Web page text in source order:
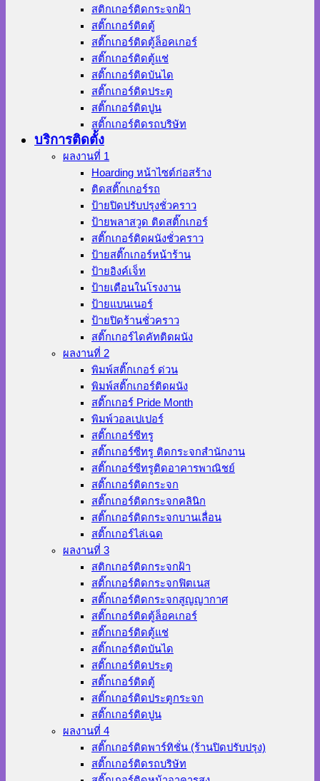
สติกเกอร์ติดกระจกฝ้า
สติ๊กเกอร์ติดตู้
สติ๊กเกอร์ติดตู้ล็อคเกอร์
สติ๊กเกอร์ติดตู้แช่
สติ๊กเกอร์ติดบันได
สติ๊กเกอร์ติดประตู
สติ๊กเกอร์ติดปูน
สติ๊กเกอร์ติดรถบริษัท
บริการติดตั้ง
ผลงานที่ 1
Hoarding หน้าไซต์ก่อสร้าง
ติดสติ๊กเกอร์รถ
ป้ายปิดปรับปรุงชั่วคราว
ป้ายพลาสวูด ติดสติ๊กเกอร์
สติ๊กเกอร์ติดผนังชั่วคราว
ป้ายสติ๊กเกอร์หน้าร้าน
ป้ายอิงค์เจ็ท
ป้ายเตือนในโรงงาน
ป้ายแบนเนอร์
ป้ายปิดร้านชั่วคราว
สติ๊กเกอร์ไดคัทติดผนัง
ผลงานที่ 2
พิมพ์สติ๊กเกอร์ ด่วน
พิมพ์สติ๊กเกอร์ติดผนัง
สติ๊กเกอร์ Pride Month
พิมพ์วอลเปเปอร์
สติ๊กเกอร์ซีทรู
สติ๊กเกอร์ซีทรู ติดกระจกสำนักงาน
สติ๊กเกอร์ซีทรูติดอาคารพาณิชย์
สติ๊กเกอร์ติดกระจก
สติ๊กเกอร์ติดกระจกคลินิก
สติ๊กเกอร์ติดกระจกบานเลื่อน
สติ๊กเกอร์ไล่เฉด
ผลงานที่ 3
สติกเกอร์ติดกระจกฝ้า
สติ๊กเกอร์ติดกระจกฟิตเนส
สติ๊กเกอร์ติดกระจกสูญญากาศ
สติ๊กเกอร์ติดตู้ล็อคเกอร์
สติ๊กเกอร์ติดตู้แช่
สติ๊กเกอร์ติดบันได
สติ๊กเกอร์ติดประตู
สติ๊กเกอร์ติดตู้
สติ๊กเกอร์ติดประตูกระจก
สติ๊กเกอร์ติดปูน
ผลงานที่ 4
สติ๊กเกอร์ติดพาร์ทิชั่น (ร้านปิดปรับปรุง)
สติ๊กเกอร์ติดรถบริษัท